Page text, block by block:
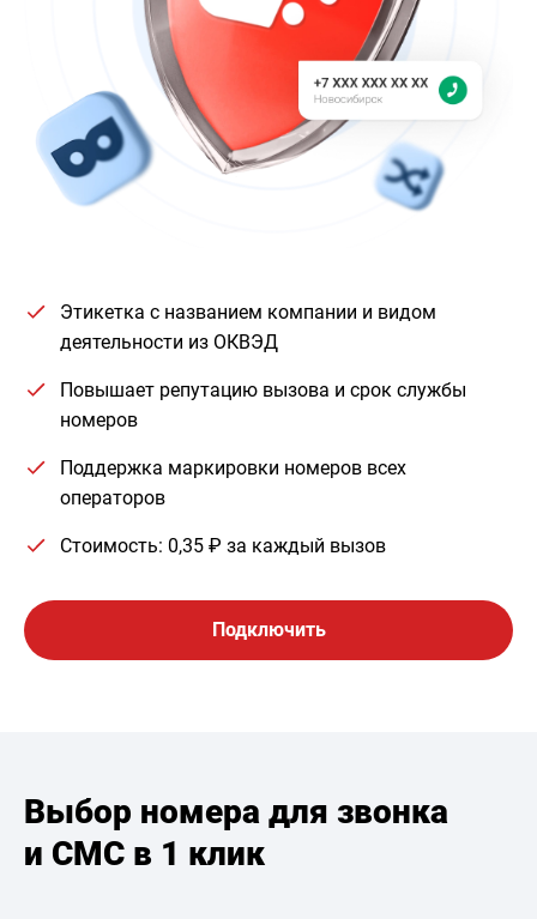
Этикетка с названием компании и видом
деятельности из ОКВЭД
Повышает репутацию вызова и срок службы
номеров
Поддержка маркировки номеров всех
операторов
Стоимость: 0,35 ₽ за каждый вызов
Подключить
Выбор номера для звонка
и СМС в 1 клик